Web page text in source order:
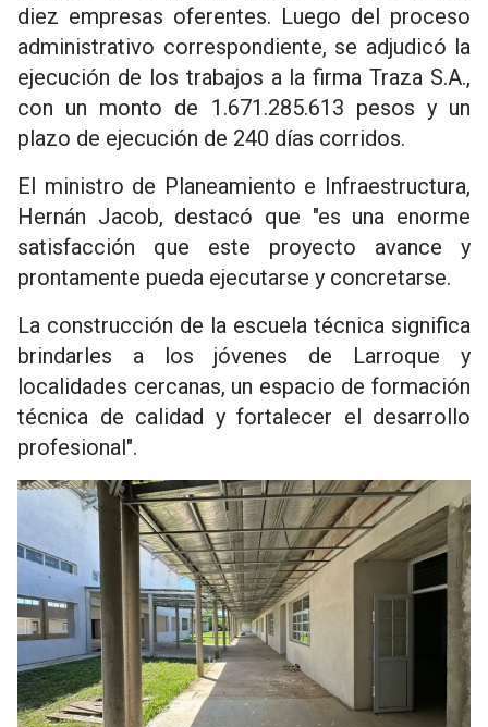
diez empresas oferentes. Luego del proceso
administrativo correspondiente, se adjudicó la
ejecución de los trabajos a la firma Traza S.A.,
con un monto de 1.671.285.613 pesos y un
plazo de ejecución de 240 días corridos.
El ministro de Planeamiento e Infraestructura,
Hernán Jacob, destacó que "es una enorme
satisfacción que este proyecto avance y
prontamente pueda ejecutarse y concretarse.
La construcción de la escuela técnica significa
brindarles a los jóvenes de Larroque y
localidades cercanas, un espacio de formación
técnica de calidad y fortalecer el desarrollo
profesional".